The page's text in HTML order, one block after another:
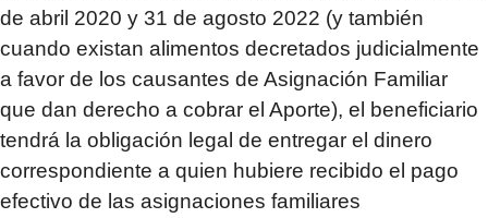
de abril 2020 y 31 de agosto 2022 (y también
cuando existan alimentos decretados judicialmente
a favor de los causantes de Asignación Familiar
que dan derecho a cobrar el Aporte), el beneficiario
tendrá la obligación legal de entregar el dinero
correspondiente a quien hubiere recibido el pago
efectivo de las asignaciones familiares